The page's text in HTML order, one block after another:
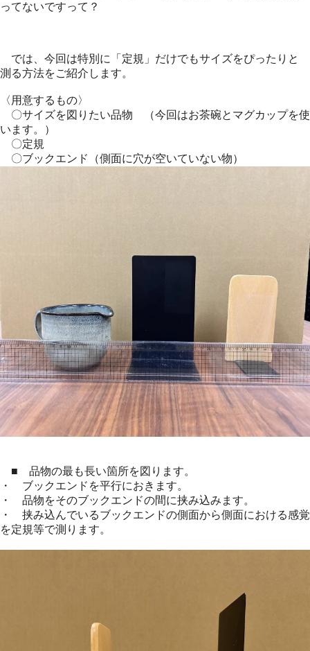
ってないですって？
では、今回は特別に「定規」だけでもサイズをぴったりと
測る方法をご紹介します。
〈用意するもの〉
〇サイズを図りたい品物 （今回はお茶碗とマグカップを使
います。）
〇定規
〇ブックエンド（側面に穴が空いていない物）
■ 品物の最も長い箇所を図ります。
・ ブックエンドを平行におきます。
・ 品物をそのブックエンドの間に挟み込みます。
・ 挟み込んでいるブックエンドの側面から側面における感覚
を定規等で測ります。